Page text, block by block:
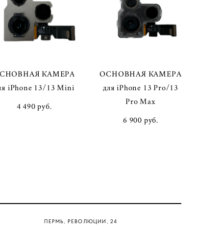
КАМЕРА
iPhone 13/13 Mini
4 490 pуб.
ОСНОВНАЯ КАМЕРА
для iPhone 13 Pro/13
Pro Max
6 900 pуб.
ПЕРМЬ, РЕВОЛЮЦИИ, 24